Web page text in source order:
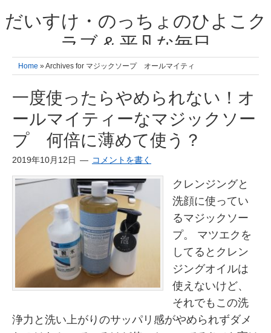
だいすけ・のっちょのひよこク
ラブ & 平凡な毎日
我が家の3人のひよこ成長日記と雑記 何十年後かに、大きくなったひよ
こ達とこの成長記を読み返すことを夢見て。& 3児ママの平凡日記 日々
Home » Archives for マジックソープ オールマイティ
一度使ったらやめられない！オ
ールマイティーなマジックソー
プ 何倍に薄めて使う？
2019年10月12日 コメントを書く
クレンジングと
洗顔に使ってい
るマジックソー
プ。 マツエクを
してるとクレン
ジングオイルは
使えないけど、
それでもこの洗
浄力と洗い上がりのサッパリ感がやめられずダメ